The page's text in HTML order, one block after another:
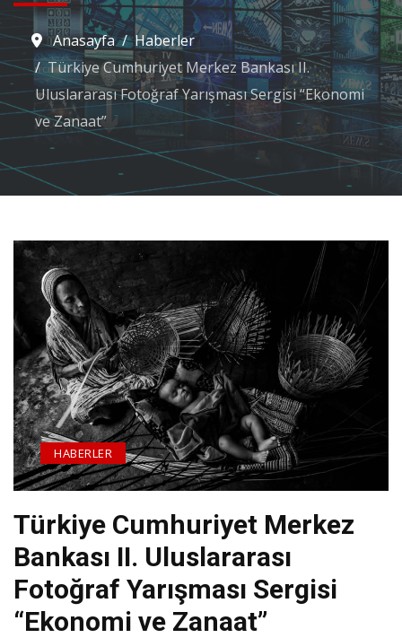
Anasayfa
Haberler
Türkiye Cumhuriyet Merkez Bankası II.
Uluslararası Fotoğraf Yarışması Sergisi “Ekonomi
ve Zanaat”
Türkiye Cumhuriyet Merkez
Bankası II. Uluslararası
Fotoğraf Yarışması Sergisi
“Ekonomi ve Zanaat”
HABERLER